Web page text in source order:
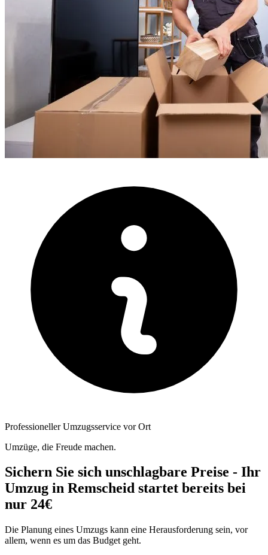
Professioneller Umzugsservice vor Ort
Umzüge, die Freude machen.
Sichern Sie sich unschlagbare Preise - Ihr
Umzug in Remscheid startet bereits bei
nur 24€
Die Planung eines Umzugs kann eine Herausforderung sein, vor
allem, wenn es um das Budget geht.